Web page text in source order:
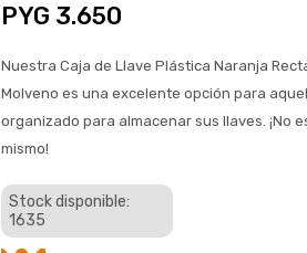
PYG 3.650
Nuestra Caja de Llave Plástica Naranja
Molveno es una excelente opción para
organizado para almacenar sus llaves. ¡No
mismo!
Stock disponible:
1635